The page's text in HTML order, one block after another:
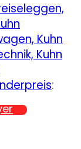
Kuhn
Kuhn
: